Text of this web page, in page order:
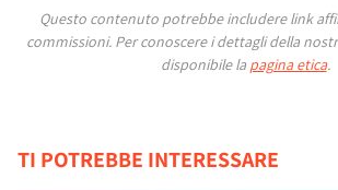
Questo contenuto potrebbe includere link
commissioni. Per conoscere i dettagli della
disponibile la pagina etica.
TI POTREBBE INTERESSARE